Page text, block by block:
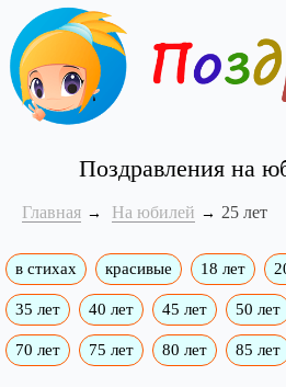
Поздравления на
Главная На юбилей 25 лет
в стихах красивые 18 лет
35 лет 40 лет 45 лет 50 лет
70 лет 75 лет 80 лет 85 лет